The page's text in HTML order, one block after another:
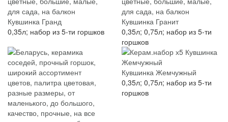
Кувшинка Гранд
0,35л; набор из 5-ти горшков
Кувшинка Гранит
0,35л; 0,75л; набор из 5-ти
горшков
Кувшинка Жемчужный
0,35л; 0,75л; набор из 5-ти
горшков